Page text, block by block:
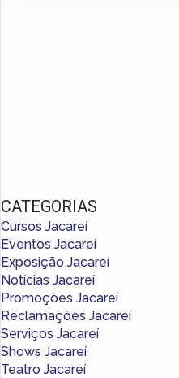
CATEGORIAS
Cursos Jacareí
Eventos Jacareí
Exposição Jacareí
Notícias Jacareí
Promoções Jacareí
Reclamações Jacareí
Serviços Jacareí
Shows Jacareí
Teatro Jacareí